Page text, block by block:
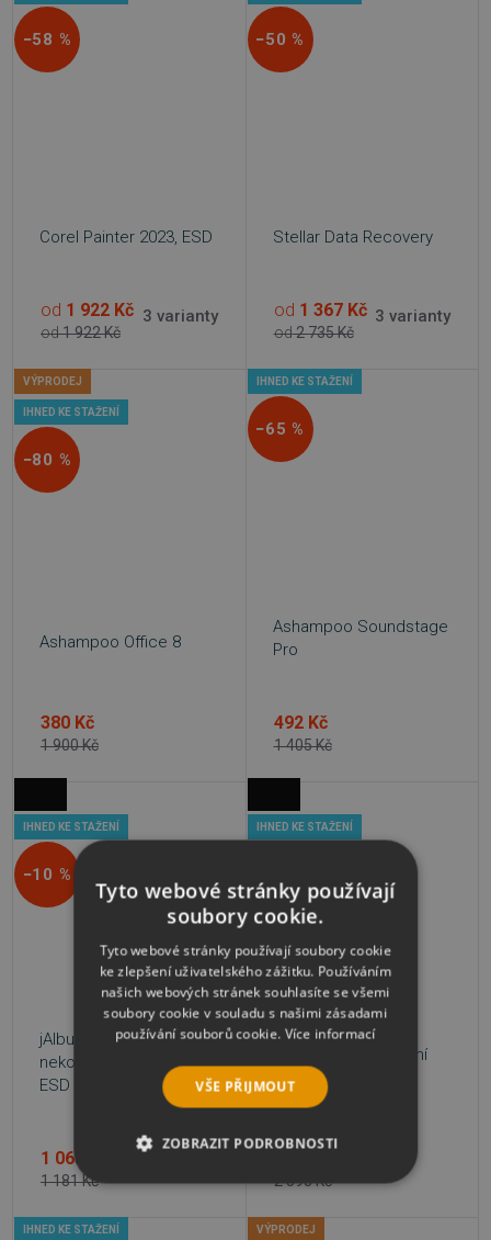
−58 %
Corel Painter 2023, ESD
od1 922 Kč
od 1 922 Kč 3 varianty
−50 %
Stellar Data Recovery
od2 735 Kč
od 1 367 Kč 3 varianty
VÝPRODEJ
IHNED KE STAŽENÍ
−80 %
Ashampoo Office 8
1 900 Kč
380 Kč
IHNED KE STAŽENÍ
−65 %
Ashampoo Soundstage
Pro
1 405 Kč
492 Kč
IHNED KE STAŽENÍ
−10 %
jAlbum Standard,
nekomerční licence,
ESD
1 181 Kč
1 063 Kč
IHNED KE STAŽENÍ
jAlbum Pro, komerční
licence, ESD
2 898 Kč
IHNED KE STAŽENÍ VÝPRODEJ
Tyto webové stránky používají
soubory cookie.
Tyto webové stránky používají soubory cookie
ke zlepšení uživatelského zážitku. Používáním
našich webových stránek souhlasíte se všemi
soubory cookie v souladu s našimi zásadami
používání souborů cookie. Více informací
VŠE PŘIJMOUT
ZOBRAZIT PODROBNOSTI
NEZBYTNĚ NUTNÉ SOUBORY